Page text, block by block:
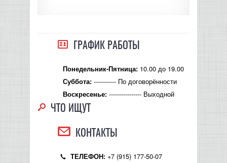
ГРАФИК РАБОТЫ
Понедельник-Пятница: 10.00 до 19.00
Суббота: ----------- По договорённости
Воскресенье: ---------------- Выходной
ЧТО ИЩУТ
КОНТАКТЫ
ТЕЛЕФОН: +7 (915) 177-50-07